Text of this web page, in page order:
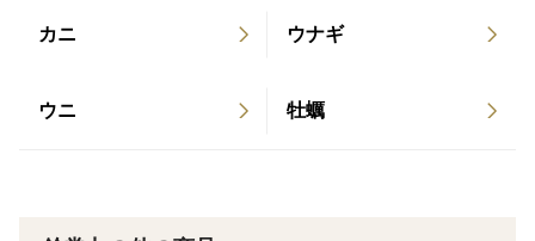
【昼めし旅】で紹介されました！
カニ ウナギ
ウニ 牡蠣